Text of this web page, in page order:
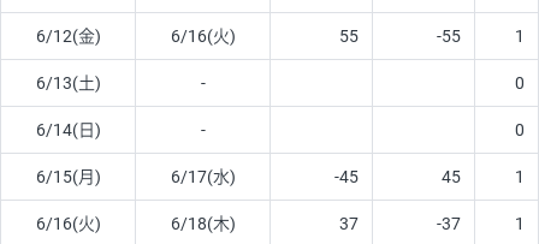
6/12(金) 6/16(火) 55 -55 1
6/13(土) - 0
6/14(日) - 0
6/15(月) 6/17(水) -45 45 1
6/16(火) 6/18(木) 37 -37 1